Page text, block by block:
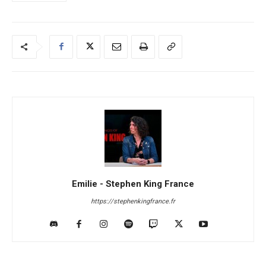
Emilie - Stephen King France
https://stephenkingfrance.fr